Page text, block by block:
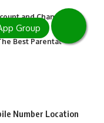
and Change
Best Parental
Number Location